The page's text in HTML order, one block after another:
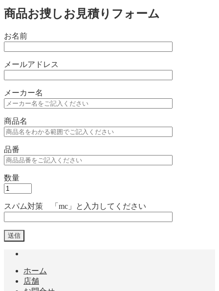
商品お捜しお見積りフォーム
お名前
メールアドレス
メーカー名
商品名
品番
数量
スパム対策 「mc」と入力してください
ホーム
店舗